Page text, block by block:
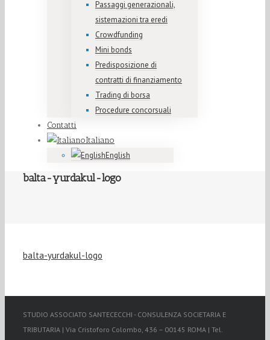
Passaggi generazionali,
sistemazioni tra eredi
Crowdfunding
Mini bonds
Predisposizione di
contratti di finanziamento
Trading di borsa
Procedure concorsuali
Contatti
Italiano
English
balta-yurdakul-logo
balta-yurdakul-logo
STUDIO ASSOCIATO SANTECECCHI - CONSULENZA SOCIETARIA E
TRIBUTARIA | Via Cristoforo Colombo, 436 – 00145 ROMA | Tel.